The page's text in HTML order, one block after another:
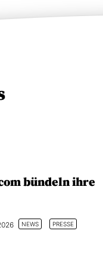
bündeln ihre
NEWS
PRESSE